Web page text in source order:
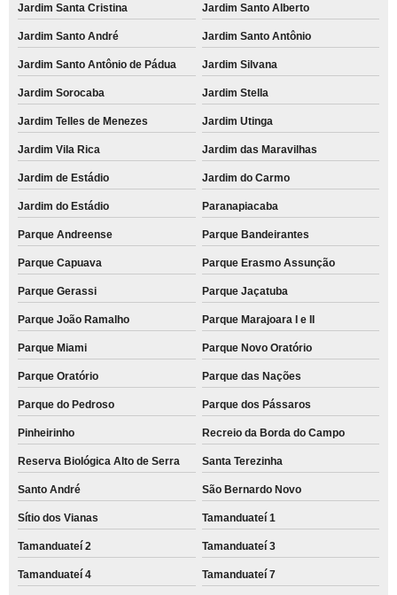
Jardim Santa Cristina Jardim Santo Alberto
Jardim Santo André Jardim Santo Antônio
Jardim Santo Antônio de Pádua Jardim Silvana
Jardim Sorocaba Jardim Stella
Jardim Telles de Menezes Jardim Utinga
Jardim Vila Rica Jardim das Maravilhas
Jardim de Estádio Jardim do Carmo
Jardim do Estádio Paranapiacaba
Parque Andreense Parque Bandeirantes
Parque Capuava Parque Erasmo Assunção
Parque Gerassi Parque Jaçatuba
Parque João Ramalho Parque Marajoara I e II
Parque Miami Parque Novo Oratório
Parque Oratório Parque das Nações
Parque do Pedroso Parque dos Pássaros
Pinheirinho Recreio da Borda do Campo
Reserva Biológica Alto de Serra Santa Terezinha
Santo André São Bernardo Novo
Sítio dos Vianas Tamanduateí 1
Tamanduateí 2 Tamanduateí 3
Tamanduateí 4 Tamanduateí 7